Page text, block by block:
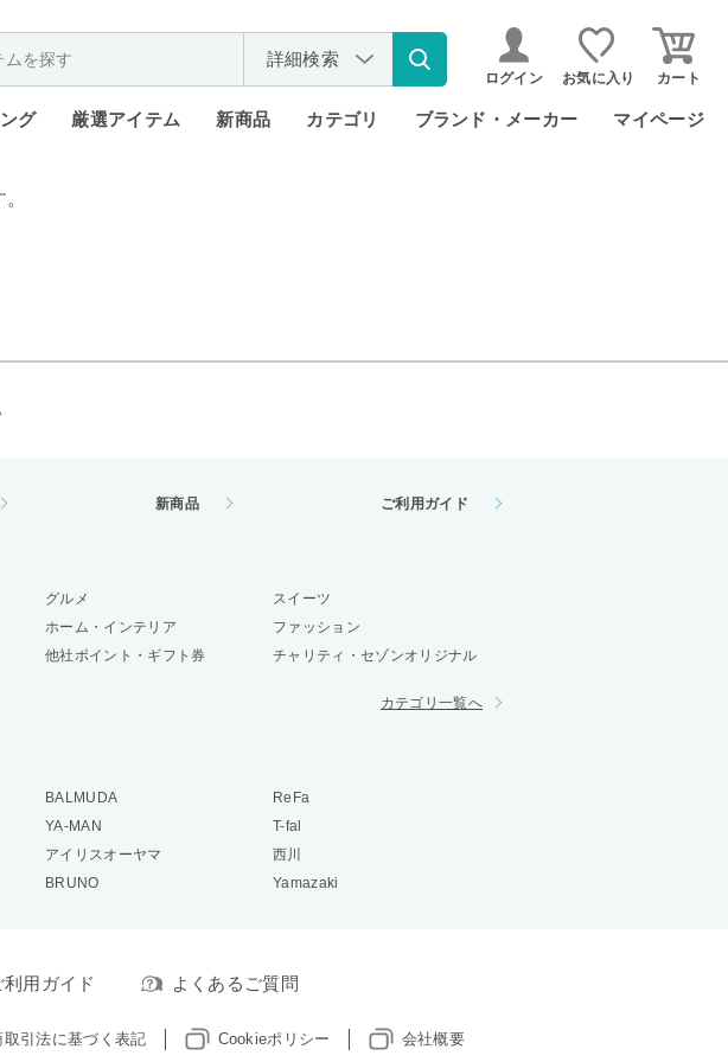
詳細検索
ログイン お気に入り カート
グ 厳選アイテム 新商品 カテゴリ ブランド・メーカー マイページ
新商品 ご利用ガイド
グルメ
スイーツ
ホーム・インテリア
ファッション
他社ポイント・ギフト券 チャリティ・セゾンオリジナル
カテゴリ一覧へ
BALMUDA
ReFa
YA-MAN
T-fal
アイリスオーヤマ
西川
BRUNO Yamazaki
利用ガイド よくあるご質問
取引法に基づく表記 Cookieポリシー 会社概要